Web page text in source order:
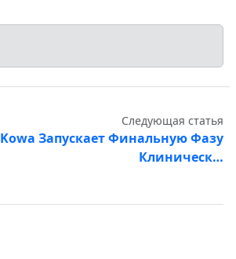
Следующая статья
Kowa Запускает Финальную Фазу
Клиническ…